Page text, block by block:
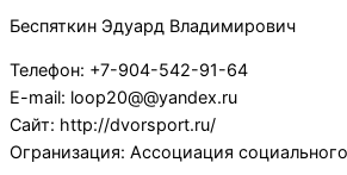
Беспяткин Эдуард Владимирович
Телефон: +7-904-542-91-64
E-mail: loop20@@yandex.ru
Сайт: http://dvorsport.ru/
Огранизация: Ассоциация